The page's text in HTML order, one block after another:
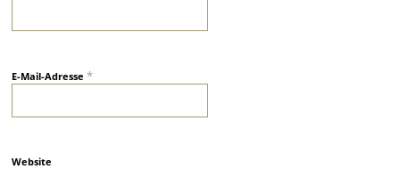
E-Mail-Adresse*
Website